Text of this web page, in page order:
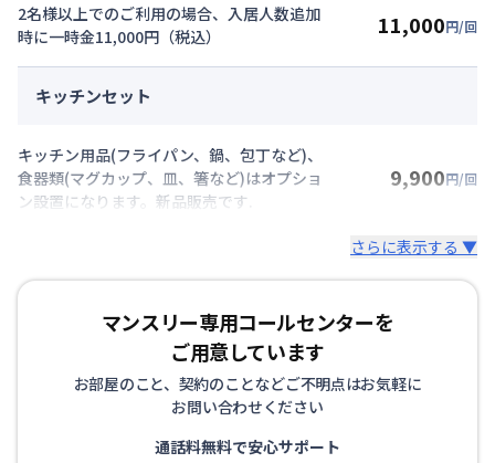
2名様以上でのご利用の場合、入居人数追加
時に一時金11,000円（税込）
11,000円/回
キッチンセット
キッチン用品(フライパン、鍋、包丁など)、
食器類(マグカップ、皿、箸など)はオプショ
ン設置になります。新品販売です.
9,900円/回
さらに表示する ▼
マンスリー専用コールセンターを
ご用意しています
お部屋のこと、契約のことなどご不明点はお気軽に
お問い合わせください
通話料無料で安心サポート